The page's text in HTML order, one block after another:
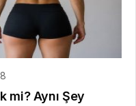
8
mi? Aynı Şey